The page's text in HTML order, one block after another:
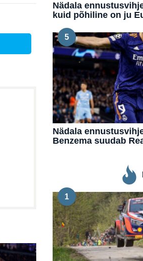
Nädala
kuid põhiline on ju
5
Nädala
Benzema suudab
1